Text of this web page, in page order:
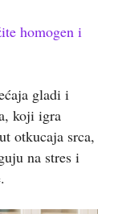
homogen i
gladi i
koji igra
otkucaja srca,
na stres i